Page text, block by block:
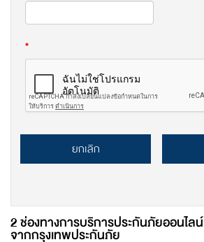
*
ยกเลิก
2 ช่องทางการบริการประกันภัยออนไลน์
จากกรุงเทพประกันภัย